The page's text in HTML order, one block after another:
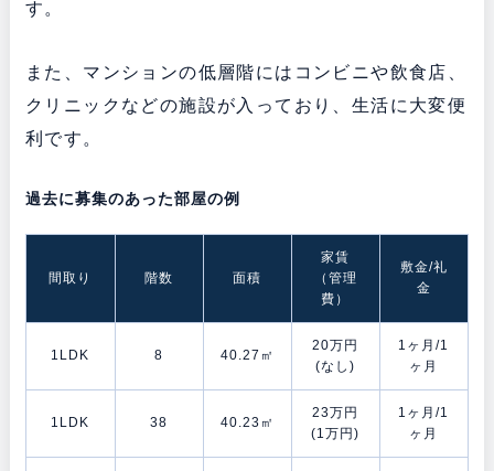
す。
また、マンションの低層階にはコンビニや飲食店、
クリニックなどの施設が入っており、生活に大変便
利です。
過去に募集のあった部屋の例
間取り 階数 面積
家賃
（管理
費）
敷金/礼
金
1LDK 8 40.27㎡
20万円
(なし)
1ヶ月/1
ヶ月
1LDK 38 40.23㎡
23万円
(1万円)
1ヶ月/1
ヶ月